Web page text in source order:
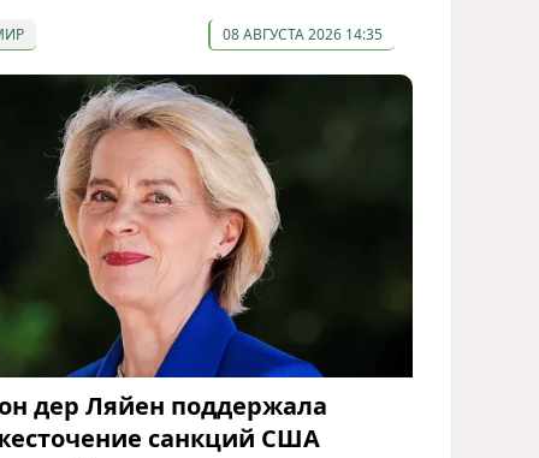
08 АВГУСТА 2026 14:35
дер Ляйен поддержала
санкций США